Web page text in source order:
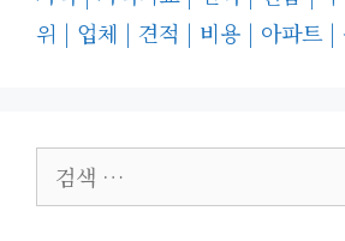
위 | 업체 | 견적 | 비용 | 아파트 |
색: